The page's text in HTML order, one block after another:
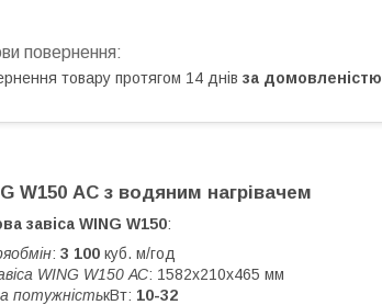
товару протягом 14 днів за домовленістю
W150 АС з водяним нагрівачем
завіса WING W150:
: 3 100куб. м/год
WING W150 АС: 1582x210x465 мм
потужністькВт: 10-32